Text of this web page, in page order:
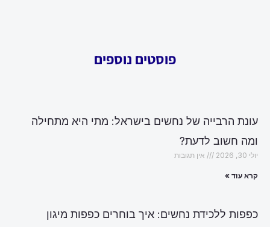
פוסטים נוספים
עונת הרבייה של נחשים בישראל: מתי היא מתחילה
ומה חשוב לדעת?
יולי 30, 2026 אין תגובות
קרא עוד »
כפפות ללכידת נחשים: איך בוחרים כפפות מיגון